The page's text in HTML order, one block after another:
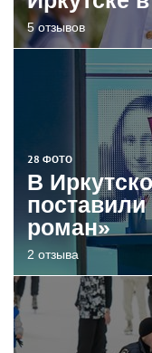
5 отзывов
28 ФОТО
В
роман»
2 отзыва